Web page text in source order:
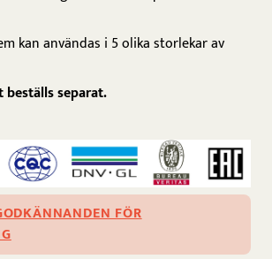
kan användas i 5 olika storlekar av
separat.
FÖR